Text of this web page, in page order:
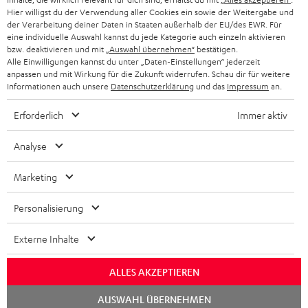
JETZT VORFÜHRTERMIN BUCHEN
KOPFHÖRER
BLUETOOTH-KOPFHÖRER
STEREOANLAGEN
BLOG
NEWSLETTER
STORES
DEINE VORTEILE BEI TEUFEL
TEUFEL STORY
UNSER MANAGEMENT
NACHHALTIGKEIT
UNSERE WERTE
GESCHENKGUTSCHEIN
NIEDERLANDE
BELGIEN
FRANKREICH
SPANIEN
ITALIEN
WEITERE LÄNDER
Fotos abgebildete Zubehör ist nicht im Lieferumfang enthalten. Etwaige
Entsorgungsgebühren für Batterien sind im Preis inbegriffen.
©2026 Lautsprecher Teufel GmbH - All rights reserved.
Hier willigst du der Verwendung aller Cookies ein sowie der Weitergabe und
der Verarbeitung deiner Daten in Staaten außerhalb der EU/des EWR. Für
eine individuelle Auswahl kannst du jede Kategorie auch einzeln aktivieren
bzw. deaktivieren und mit „Auswahl übernehmen“ bestätigen.
Alle Einwilligungen kannst du unter „Daten-Einstellungen“ jederzeit
anpassen und mit Wirkung für die Zukunft widerrufen. Schau dir für weitere
Informationen auch unsere Datenschutzerklärung und das Impressum an.
Erforderlich Immer aktiv
Analyse
Marketing
Personalisierung
Externe Inhalte
ALLES AKZEPTIEREN
AUSWAHL ÜBERNEHMEN